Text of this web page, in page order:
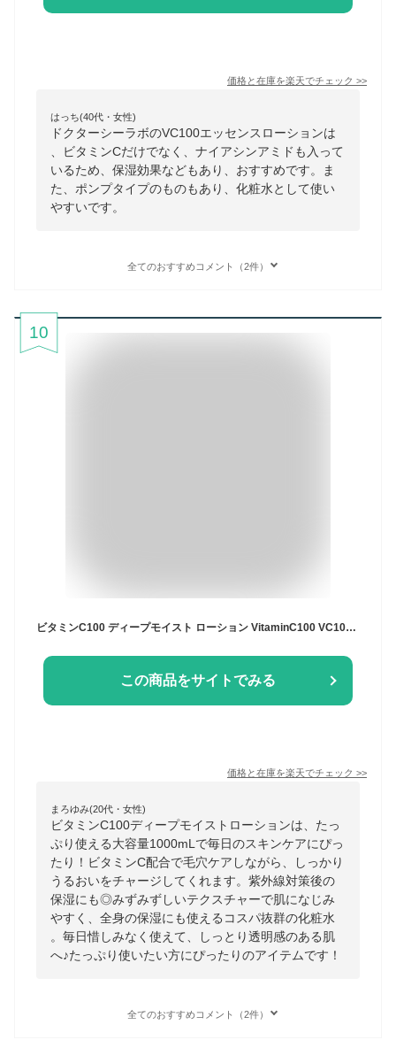
価格と在庫を楽天でチェック >>
はっち(40代・女性)
ドクターシーラボのVC100エッセンスローションは
、ビタミンCだけでなく、ナイアシンアミドも入って
いるため、保湿効果などもあり、おすすめです。ま
た、ポンプタイプのものもあり、化粧水として使い
やすいです。
全てのおすすめコメント（2件）
10
ビタミンC100 ディープモイスト ローション VitaminC100 VC100 Make.iN 大容量 1000mL 毛穴 うるおい 保湿 紫外線対策 化粧水 PB
この商品をサイトでみる
価格と在庫を楽天でチェック >>
まろゆみ(20代・女性)
ビタミンC100ディープモイストローションは、たっ
ぷり使える大容量1000mLで毎日のスキンケアにぴっ
たり！ビタミンC配合で毛穴ケアしながら、しっかり
うるおいをチャージしてくれます。紫外線対策後の
保湿にも◎みずみずしいテクスチャーで肌になじみ
やすく、全身の保湿にも使えるコスパ抜群の化粧水
。毎日惜しみなく使えて、しっとり透明感のある肌
へ♪たっぷり使いたい方にぴったりのアイテムです！
全てのおすすめコメント（2件）